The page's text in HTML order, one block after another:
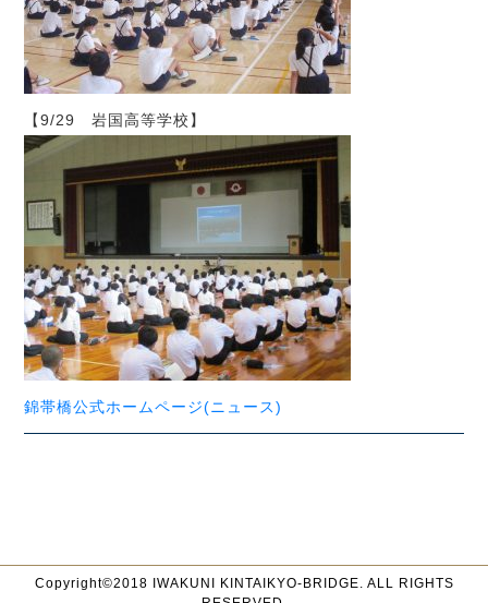
【9/29 岩国高等学校】
錦帯橋公式ホームページ(ニュース)
Copyright©2018 IWAKUNI KINTAIKYO-BRIDGE. ALL RIGHTS